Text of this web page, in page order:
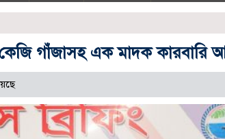
গাঁজাসহ এক মাদক কারবারি